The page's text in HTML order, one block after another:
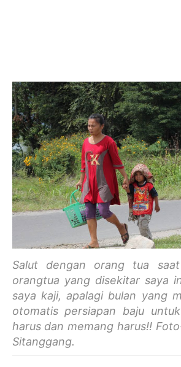
Salut dengan orang tua
orangtua yang disekitar saya
saya kaji, apalagi bulan yang
otomatis persiapan baju
harus dan memang harus!!
Sitanggang.